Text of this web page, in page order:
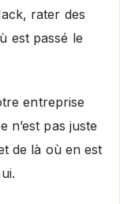
rater des
est passé le
entreprise
n’est pas juste
de là où en est